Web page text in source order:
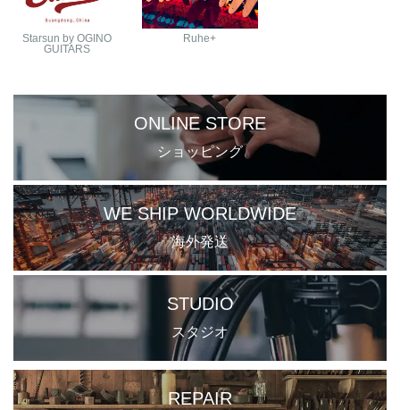
Starsun by OGINO
GUITARS
Ruhe+
ONLINE STORE
ショッピング
WE SHIP WORLDWIDE
海外発送
STUDIO
スタジオ
REPAIR